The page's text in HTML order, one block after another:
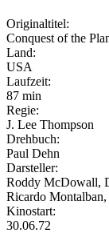
Originaltitel:
Conquest of the
Land:
USA
Laufzeit:
87 min
Regie:
J. Lee Thompson
Drehbuch:
Paul Dehn
Darsteller:
Roddy McDowall,
Ricardo
Kinostart:
30.06.72